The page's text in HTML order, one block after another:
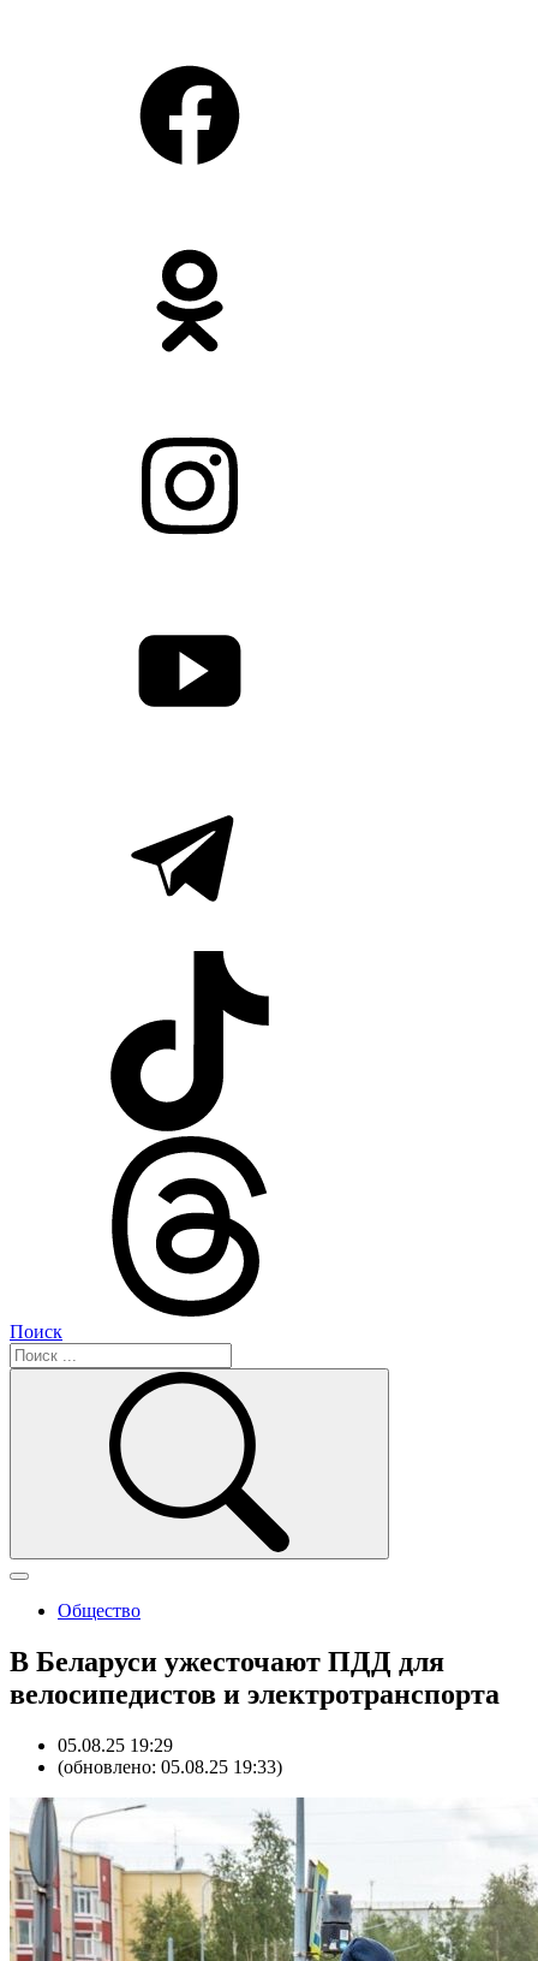
Поиск
Общество
В Беларуси ужесточают ПДД для
велосипедистов и электротранспорта
05.08.25 19:29
(обновлено: 05.08.25 19:33)